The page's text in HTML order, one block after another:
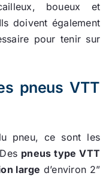
boueux et
doivent également
pour tenir sur
pneus VTT
pneu, ce sont les
pneus type VTT
large d’environ 2”